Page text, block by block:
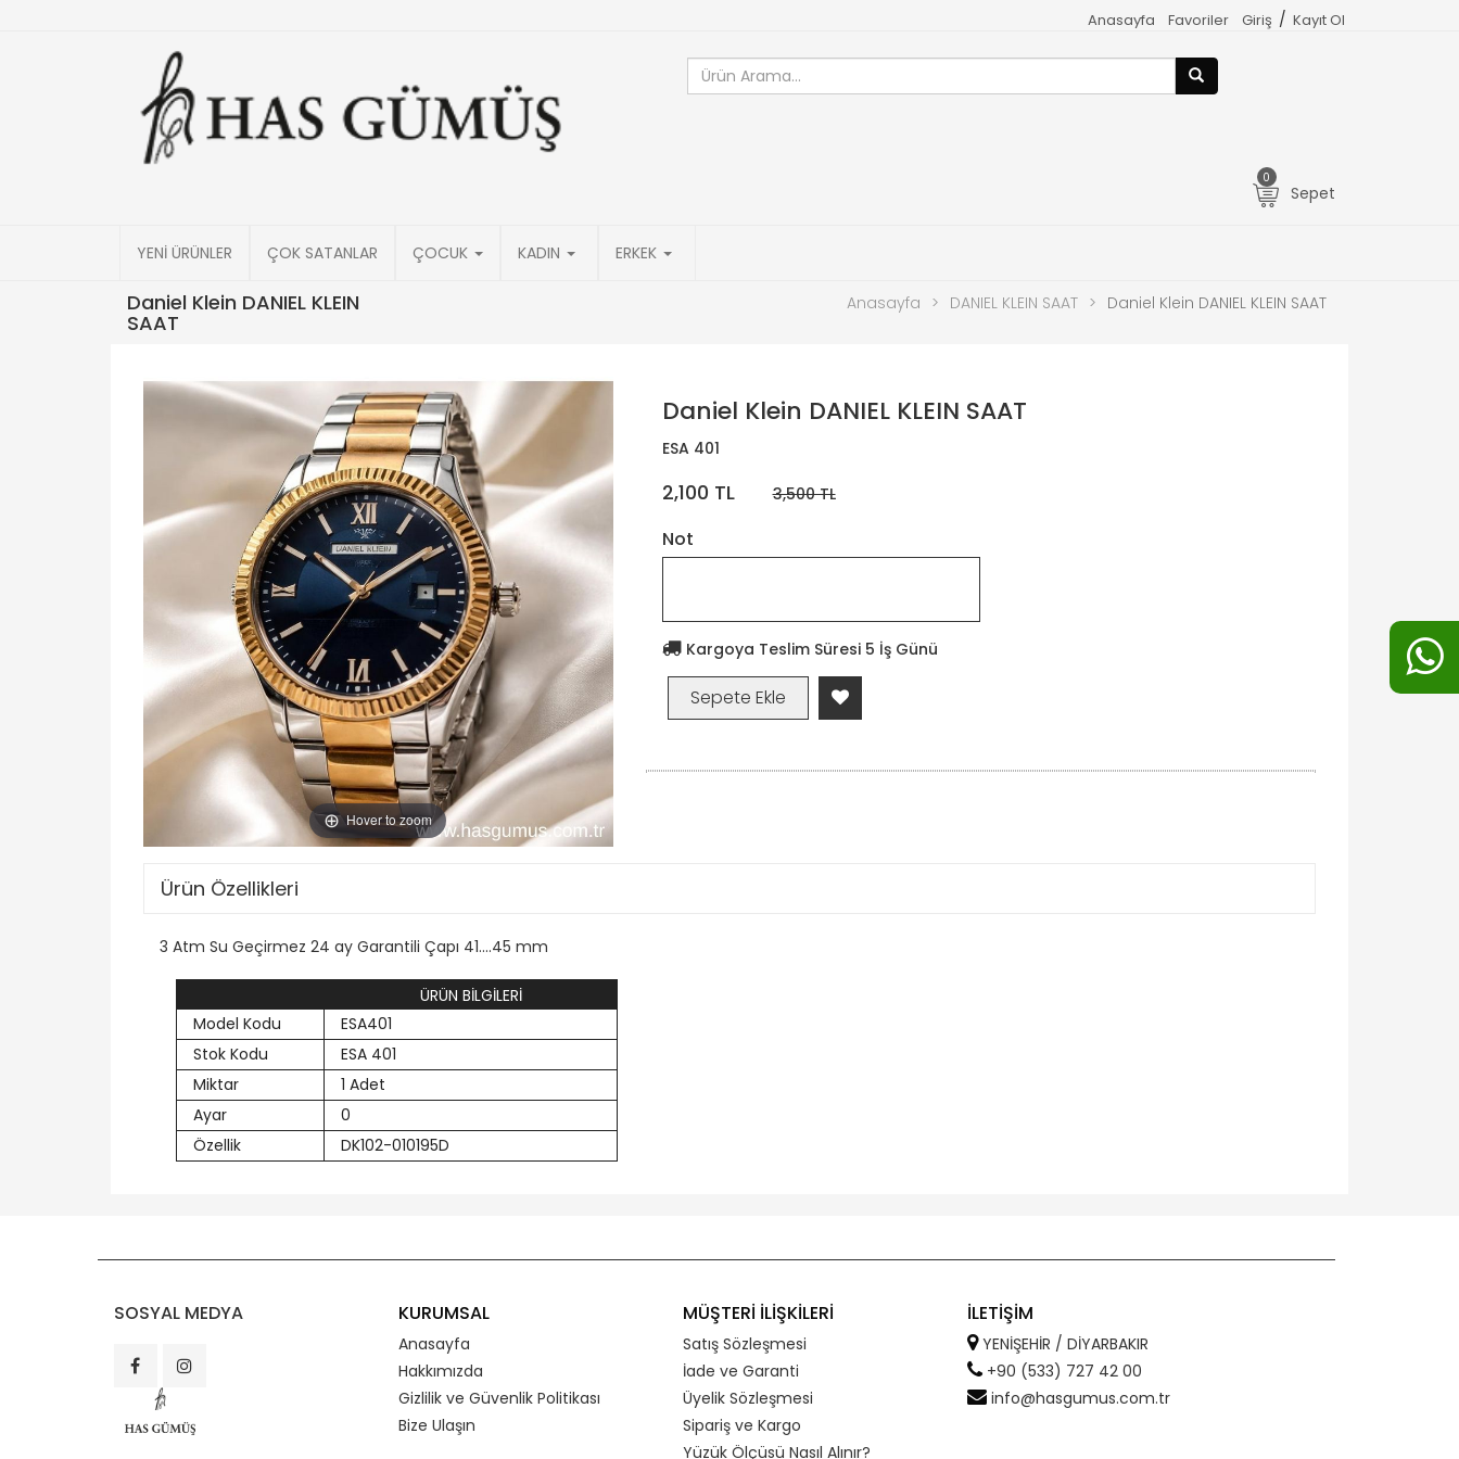
Giriş / Kayıt Ol
Favoriler
Anasayfa
0
Sepet
YENİ ÜRÜNLER ÇOK SATANLAR ÇOCUK KADIN ERKEK
Daniel Klein DANIEL KLEIN
SAAT
Anasayfa > DANIEL KLEIN SAAT > Daniel Klein DANIEL KLEIN SAAT
Hover to zoom
Daniel Klein DANIEL KLEIN SAAT
ESA 401
2,100 TL3,500 TL
Not
Kargoya Teslim Süresi 5 İş Günü
Ürün Özellikleri
3 Atm Su Geçirmez 24 ay Garantili Çapı 41....45 mm
ÜRÜN BİLGİLERİ
Model Kodu
ESA401
Stok Kodu
ESA 401
Miktar
1 Adet
Ayar
0
Özellik
DK102-010195D
SOSYAL MEDYA KURUMSAL
Anasayfa
Hakkımızda
Gizlilik ve Güvenlik Politikası
Bize Ulaşın
MÜŞTERİ İLİŞKİLERİ
Satış Sözleşmesi
İade ve Garanti
Üyelik Sözleşmesi
Sipariş ve Kargo
Yüzük Ölçüsü Nasıl Alınır?
İLETİŞİM
YENİŞEHİR / DİYARBAKIR
+90 (533) 727 42 00
info@hasgumus.com.tr